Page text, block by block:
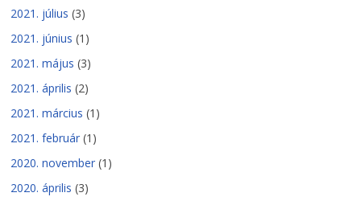
2021. július (3)
2021. június (1)
2021. május (3)
2021. április (2)
2021. március (1)
2021. február (1)
2020. november (1)
2020. április (3)